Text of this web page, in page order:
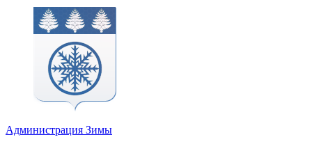
Администрация Зимы